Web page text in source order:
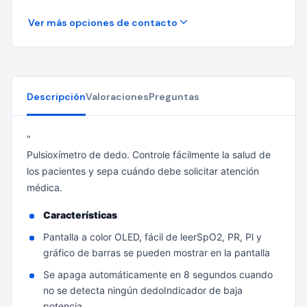
Ver más opciones de contacto
DescripciónValoracionesPreguntas
"
Pulsioxímetro de dedo. Controle fácilmente la salud de
los pacientes y sepa cuándo debe solicitar atención
médica.
Características
Pantalla a color OLED, fácil de leerSpO2, PR, Pl y
gráfico de barras se pueden mostrar en la pantalla
Se apaga automáticamente en 8 segundos cuando
no se detecta ningún dedoIndicador de baja